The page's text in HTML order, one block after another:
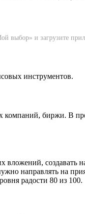
выбор» и загрузите
инструментов.
биржи. В
создавать
направлять на
радости 80 из 100.